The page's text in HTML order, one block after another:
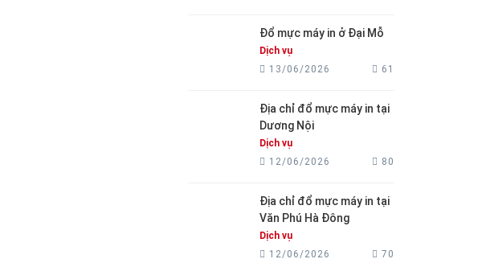
Đổ mực máy in ở Đại Mỗ
Dịch vụ
13/06/2026
61
Địa chỉ đổ mực máy in tại
Dương Nội
Dịch vụ
12/06/2026
80
Địa chỉ đổ mực máy in tại
Văn Phú Hà Đông
Dịch vụ
12/06/2026
70